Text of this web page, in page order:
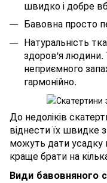
швидко і добре
Бавовна просто
Натуральність
здоров'я людини.
неприємного
гармонійно.
До недоліків
віднести їх швидке
можуть дати усадку
краще брати на
Види бавовняного